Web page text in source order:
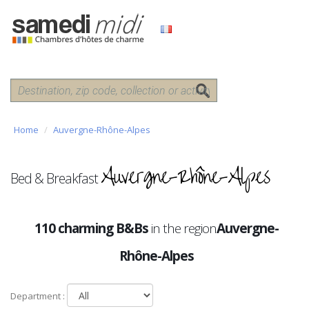
Home Auvergne-Rhône-Alpes
Bed & BreakfastAuvergne-Rhône-Alpes
110 charming B&Bsin the regionAuvergne-
Rhône-Alpes
Department :